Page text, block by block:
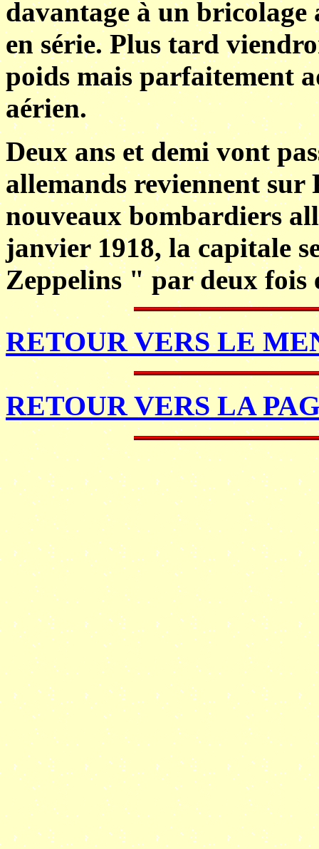
davantage à un
en série. Plus tard
poids mais parfaitement
aérien.
Deux ans et demi vont
allemands reviennent sur
nouveaux bombardiers
janvier 1918, la capitale
Zeppelins " par deux fois
RETOUR VERS LE
RETOUR VERS LA